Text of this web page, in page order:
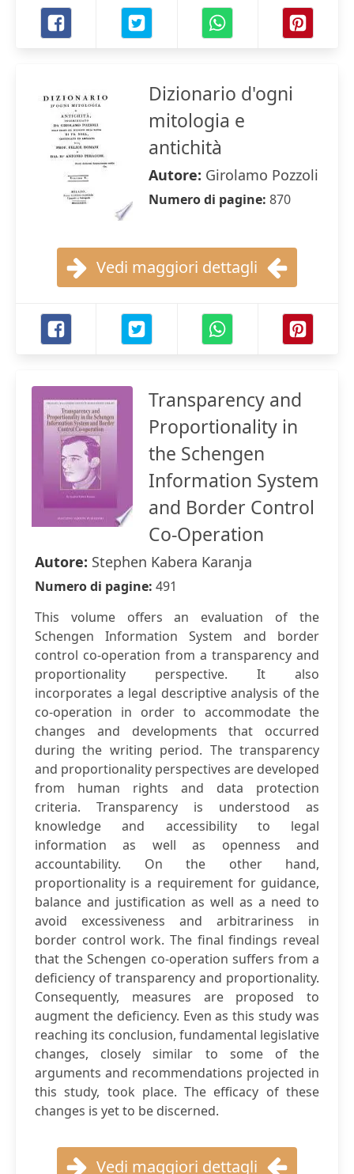
Dizionario d'ogni
mitologia e
antichità
Autore: Girolamo Pozzoli
Numero di pagine: 870
Vedi maggiori dettagli
Transparency and
Proportionality in
the Schengen
Information System
and Border Control
Co-Operation
Autore: Stephen Kabera Karanja
Numero di pagine: 491
This volume offers an evaluation of the
Schengen Information System and border
control co-operation from a transparency and
proportionality perspective. It also
incorporates a legal descriptive analysis of the
co-operation in order to accommodate the
changes and developments that occurred
during the writing period. The transparency
and proportionality perspectives are developed
from human rights and data protection
criteria. Transparency is understood as
knowledge and accessibility to legal
information as well as openness and
accountability. On the other hand,
proportionality is a requirement for guidance,
balance and justification as well as a need to
avoid excessiveness and arbitrariness in
border control work. The final findings reveal
that the Schengen co-operation suffers from a
deficiency of transparency and proportionality.
Consequently, measures are proposed to
augment the deficiency. Even as this study was
reaching its conclusion, fundamental legislative
changes, closely similar to some of the
arguments and recommendations projected in
this study, took place. The efficacy of these
changes is yet to be discerned.
Vedi maggiori dettagli